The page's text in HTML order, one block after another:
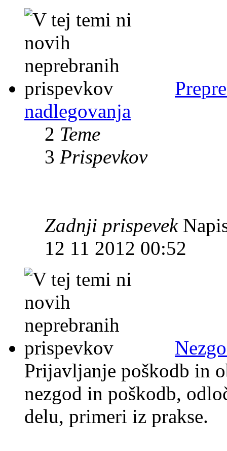
nadlegovanja
2 Teme
3 Prispevkov
Zadnji prispevek
12 11 2012 00:52
Prijavljanje poškodb in
nezgod in poškodb,
delu, primeri iz prakse.